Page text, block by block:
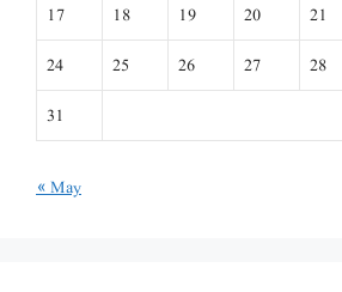
17
18 19 20 21
24
25 26 27 28
31
« May